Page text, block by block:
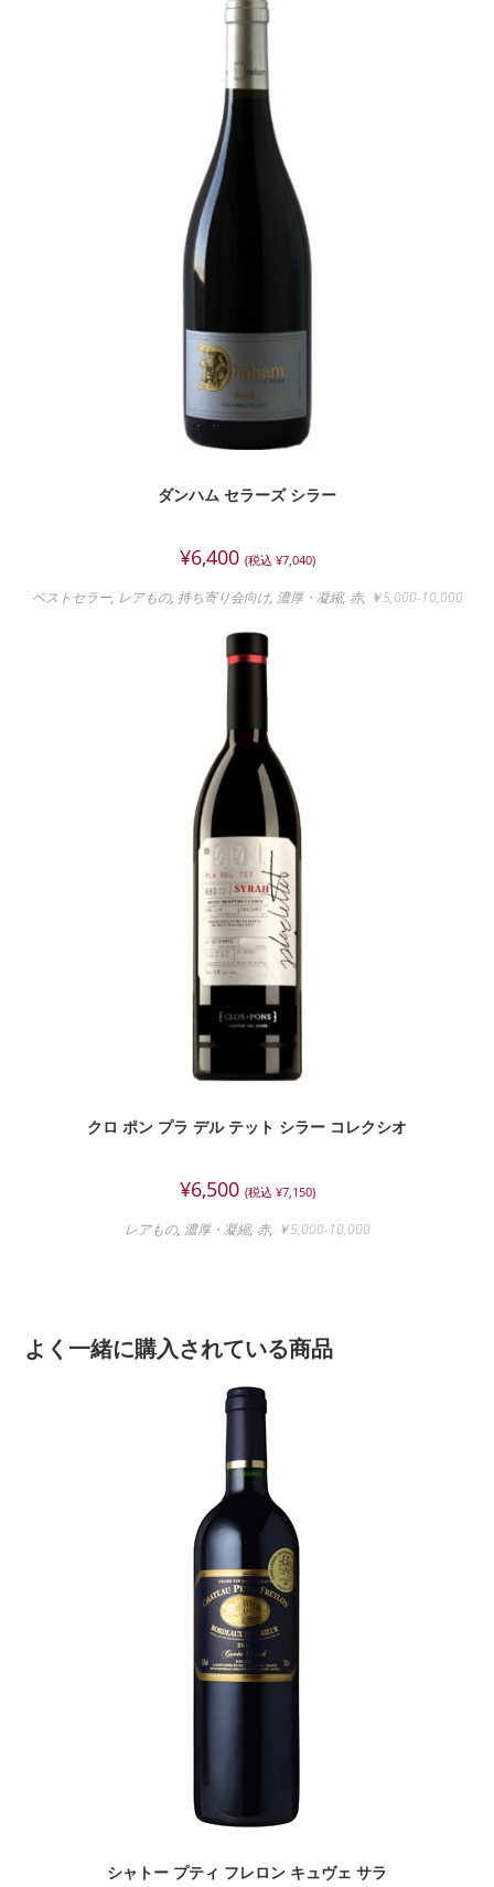
ダンハム セラーズ シラー
¥6,400 (税込 ¥7,040)
ベストセラー, レアもの, 持ち寄り会向け, 濃厚・凝縮, 赤, ￥5,000-10,000
クロ ポン プラ デル テット シラー コレクシオ
¥6,500 (税込 ¥7,150)
レアもの, 濃厚・凝縮, 赤, ￥5,000-10,000
よく一緒に購入されている商品
シャトー プティ フレロン キュヴェ サラ